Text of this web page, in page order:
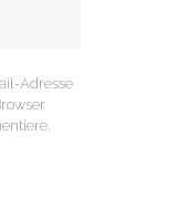
Adresse